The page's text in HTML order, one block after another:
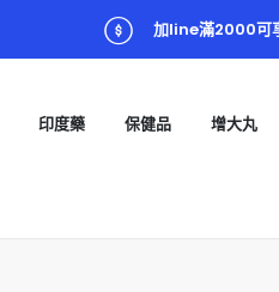
加line滿2000可
印度藥 保健品 增大丸